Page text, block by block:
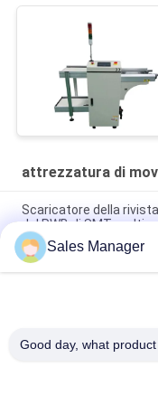
attrezzatura di
Scaricatore della
del PWB di SMT multi
Multi attrezzatura di
PWB controllata dallo
Caricatore regolabile
Sales Manager
Good day, what